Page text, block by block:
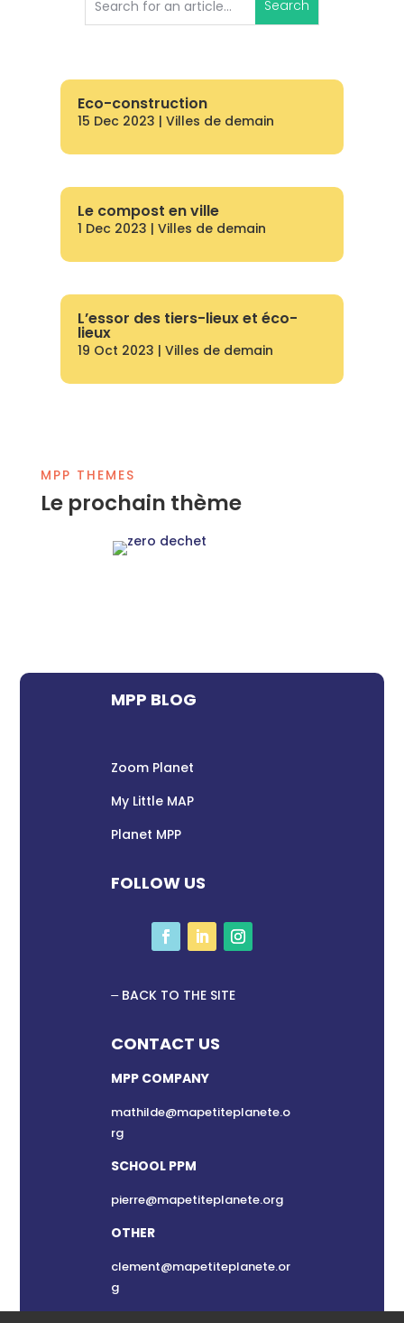
Eco-construction
15 Dec 2023 |Villes de demain
Le compost en ville
1 Dec 2023 |Villes de demain
L’essor des tiers-lieux et éco-
lieux
19 Oct 2023 |Villes de demain
MPP THEMES
Le prochain thème
MPP BLOG
Zoom Planet
My Little MAP
Planet MPP
FOLLOW US
BACK TO THE SITE
CONTACT US
MPP COMPANY
mathilde@mapetiteplanete.o
rg
SCHOOL PPM
pierre@mapetiteplanete.org
OTHER
clement@mapetiteplanete.or
g